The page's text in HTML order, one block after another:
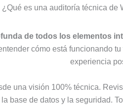
¿Qué es una auditoría técnica de
de todos los elementos
cómo está funcionando
experiencia
una visión 100% técnica.
base de datos y la seguridad.